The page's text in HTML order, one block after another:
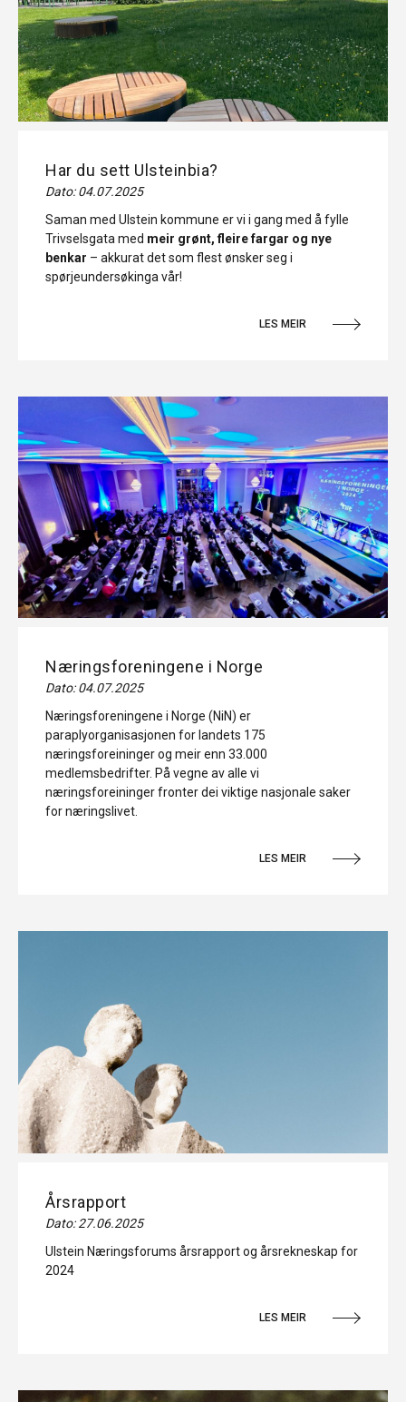
Har du sett Ulsteinbia?
Dato: 04.07.2025
Saman med Ulstein kommune er vi i gang med å fylle
Trivselsgata med meir grønt, fleire fargar og nye
benkar – akkurat det som flest ønsker seg i
spørjeundersøkinga vår!
LES MEIR
Næringsforeningene i Norge
Dato: 04.07.2025
Næringsforeningene i Norge (NiN) er
paraplyorganisasjonen for landets 175
næringsforeininger og meir enn 33.000
medlemsbedrifter. På vegne av alle vi
næringsforeininger fronter dei viktige nasjonale saker
for næringslivet.
LES MEIR
Årsrapport
Dato: 27.06.2025
Ulstein Næringsforums årsrapport og årsrekneskap for
2024
LES MEIR